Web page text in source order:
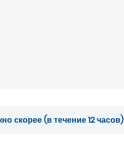
скорее (в течение 12 часов)